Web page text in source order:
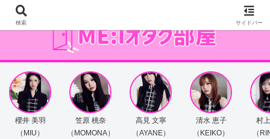
櫻井 美羽
（MIU）
笠原 桃奈
（MOMONA）
高見 文寧
（AYANE）
清水 恵子
（KEIKO）
村
（
検索 サイドバー